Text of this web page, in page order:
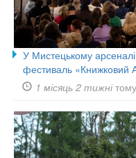
У Мистецькому
фестиваль «Книжковий
1 місяць 2 тижнітому